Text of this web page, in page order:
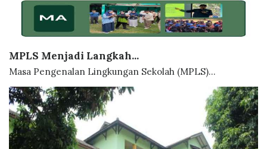
MPLS Menjadi Langkah...
Masa Pengenalan Lingkungan Sekolah (MPLS)...